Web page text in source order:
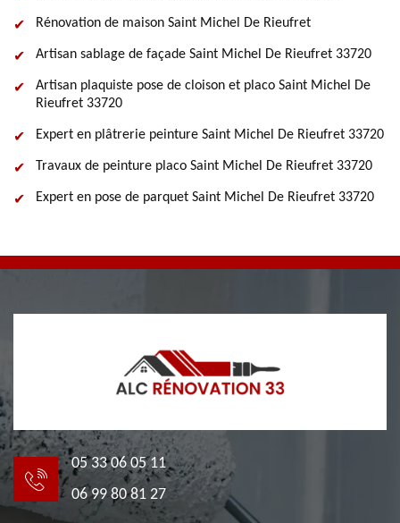
Rénovation de maison Saint Michel De Rieufret
Artisan sablage de façade Saint Michel De Rieufret 33720
Artisan plaquiste pose de cloison et placo Saint Michel De
Rieufret 33720
Expert en plâtrerie peinture Saint Michel De Rieufret 33720
Travaux de peinture placo Saint Michel De Rieufret 33720
Expert en pose de parquet Saint Michel De Rieufret 33720
05 33 06 05 11
06 99 80 81 27